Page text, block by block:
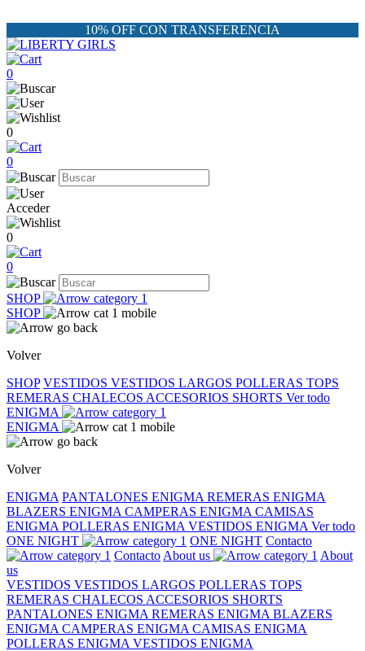
10% OFF CON TRANSFERENCIA
0
0
0
Acceder
0
0
SHOP
SHOP
Volver
SHOP VESTIDOS VESTIDOS LARGOS POLLERAS TOPS
REMERAS CHALECOS ACCESORIOS SHORTS Ver todo
ENIGMA
ENIGMA
Volver
ENIGMA PANTALONES ENIGMA REMERAS ENIGMA
BLAZERS ENIGMA CAMPERAS ENIGMA CAMISAS
ENIGMA POLLERAS ENIGMA VESTIDOS ENIGMA Ver todo
ONE NIGHT
ONE NIGHT Contacto
Contacto About us
About
us
VESTIDOS VESTIDOS LARGOS POLLERAS TOPS
REMERAS CHALECOS ACCESORIOS SHORTS
PANTALONES ENIGMA REMERAS ENIGMA BLAZERS
ENIGMA CAMPERAS ENIGMA CAMISAS ENIGMA
POLLERAS ENIGMA VESTIDOS ENIGMA